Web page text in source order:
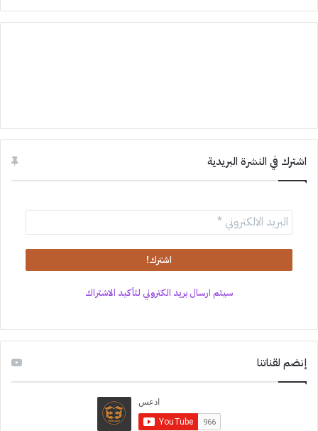
اشترك في النشرة البريدية
سيتم ارسال بريد الكتروني لتأكيد الاشتراك
إنضم لقناتنا